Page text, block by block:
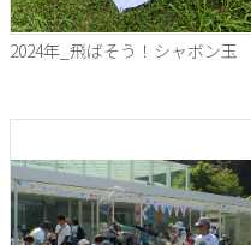
2024年_飛ばそう！シャボン玉